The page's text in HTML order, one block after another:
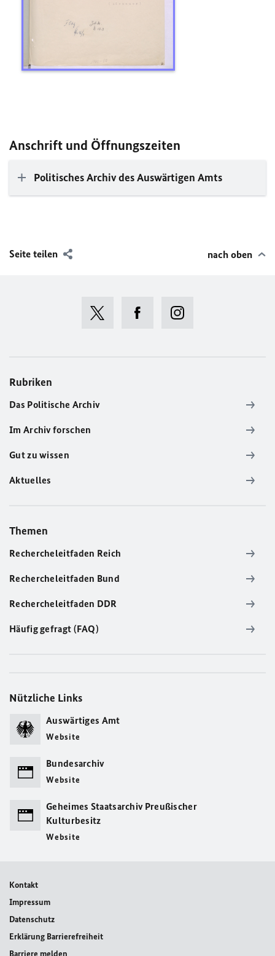
Anschrift und Öffnungszeiten
Politisches Archiv des Auswärtigen Amts
Seite teilen nach oben
Rubriken
Das Politische Archiv
Im Archiv forschen
Gut zu wissen
Aktuelles
Themen
Rechercheleitfaden Reich
Rechercheleitfaden Bund
Rechercheleitfaden DDR
Häufig gefragt (FAQ)
Nützliche Links
Auswärtiges Amt
Website
Bundesarchiv
Website
Geheimes Staatsarchiv Preußischer
Kulturbesitz
Website
Kontakt
Impressum
Datenschutz
Erklärung Barrierefreiheit
Barriere melden